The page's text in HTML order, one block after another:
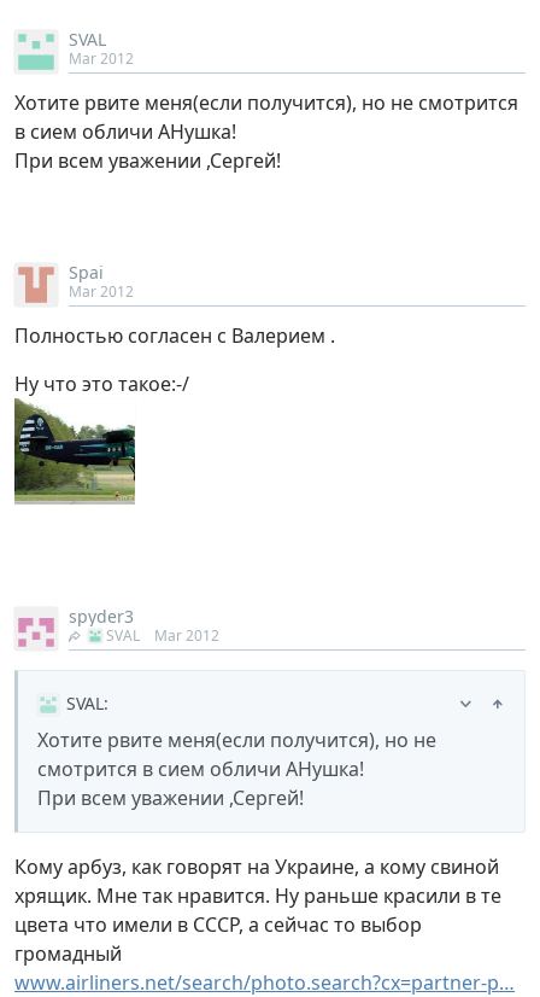
SVAL
Mar 2012
Хотите рвите меня(если получится), но не смотрится
в сием обличи АНушка!
При всем уважении ,Сергей!
Spai
Mar 2012
Полностью согласен с Валерием .
Ну что это такое:-/
spyder3
SVAL Mar 2012
SVAL:
Хотите рвите меня(если получится), но не
смотрится в сием обличи АНушка!
При всем уважении ,Сергей!
Кому арбуз, как говорят на Украине, а кому свиной
хрящик. Мне так нравится. Ну раньше красили в те
цвета что имели в СССР, а сейчас то выбор
громадный
www.airliners.net/search/photo.search?cx=partner-p…